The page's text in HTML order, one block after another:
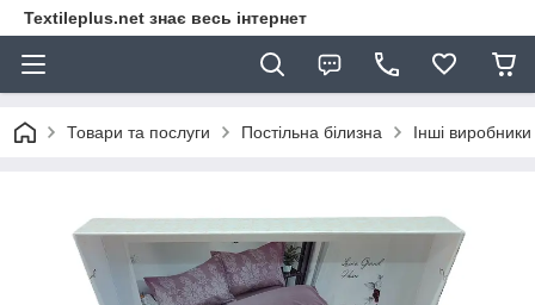
Textileplus.net знає весь інтернет
Товари та послуги Постільна білизна Інші виробники